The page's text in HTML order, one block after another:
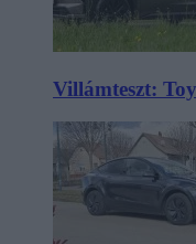
Villámteszt: